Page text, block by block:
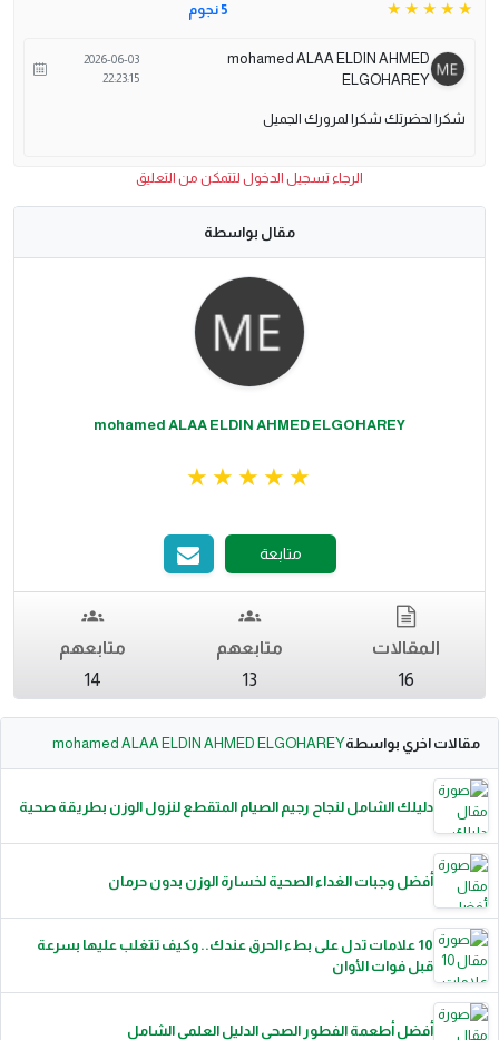
5 نجوم
mohamed ALAA ELDIN AHMED
ELGOHAREY
2026-06-03
22:23:15
شكرا لحضرتك شكرا لمرورك الجميل
الرجاء تسجيل الدخول لتتمكن من التعليق
مقال بواسطة
mohamed ALAA ELDIN AHMED ELGOHAREY
متابعة
المقالات
16
متابعهم
13
متابعهم
14
مقالات اخري بواسطةmohamed ALAA ELDIN AHMED ELGOHAREY
دليلك الشامل لنجاح رجيم الصيام المتقطع لنزول الوزن بطريقة صحية
أفضل وجبات الغداء الصحية لخسارة الوزن بدون حرمان
10 علامات تدل على بطء الحرق عندك.. وكيف تتغلب عليها بسرعة
قبل فوات الأوان
أفضل أطعمة الفطور الصحي الدليل العلمي الشامل